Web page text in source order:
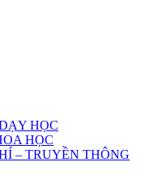
HỌC
HỌC
– TRUYỀN THÔNG